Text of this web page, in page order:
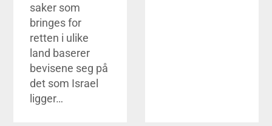
saker som
bringes for
retten i ulike
land baserer
bevisene seg på
det som Israel
ligger…